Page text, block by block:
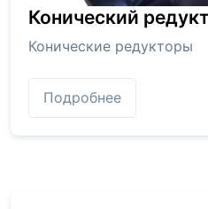
Конический
Конические редукторы
Подробнее